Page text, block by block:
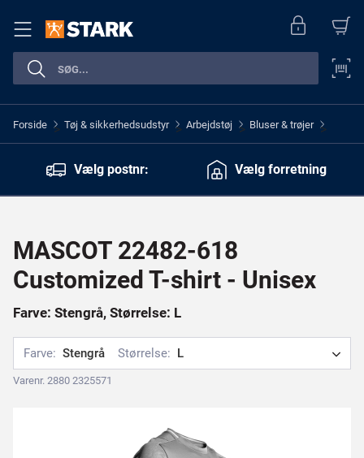
Forside > Tøj & sikkerhedsudstyr > Arbejdstøj > Bluser & trøjer >
Vælg postnr: Vælg forretning
MASCOT 22482-618
Customized T-shirt - Unisex
Farve: Stengrå, Størrelse: L
Farve: Stengrå Størrelse: L
Varenr. 2880 2325571